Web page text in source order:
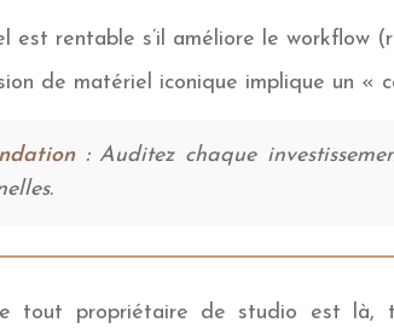
est rentable s’il améliore le workflow
de matériel iconique implique un «
:Auditez chaque
tout propriétaire de studio est là,